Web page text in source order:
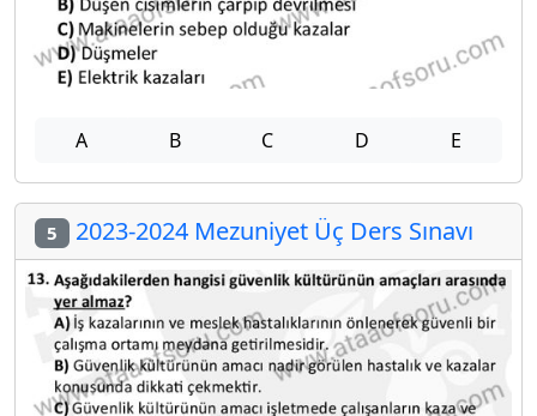
A B C D E
5 2023-2024 Mezuniyet Üç Ders Sınavı